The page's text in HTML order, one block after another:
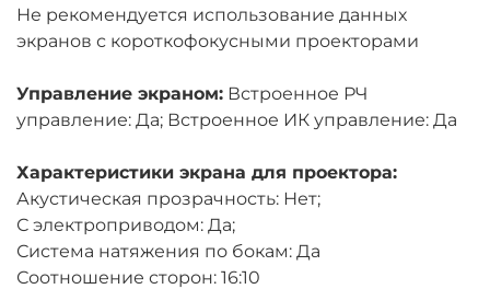
Не рекомендуется использование данных
экранов с короткофокусными проекторами
Управление экраном: Встроенное РЧ
управление: Да; Встроенное ИК управление: Да
Характеристики экрана для проектора:
Акустическая прозрачность: Нет;
С электроприводом: Да;
Система натяжения по бокам: Да
Соотношение сторон: 16:10